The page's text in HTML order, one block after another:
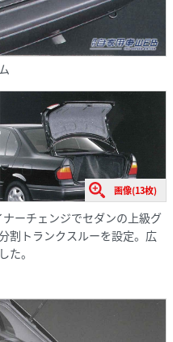
画像(13枚)
ーチェンジでセダンの上級グ
割トランクスルーを設定。広
た。